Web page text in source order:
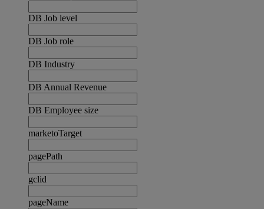
DB Job level
DB Job role
DB Industry
DB Annual Revenue
DB Employee size
marketoTarget
pagePath
gclid
pageName